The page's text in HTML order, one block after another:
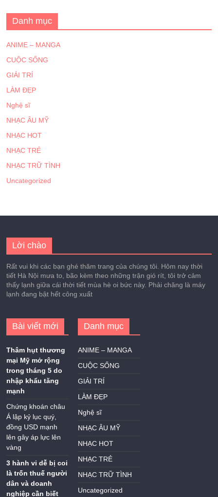
Danh mục
ANIME – MANGA
CUỘC SỐNG
GIẢI TRÍ
LÀM ĐẸP
Nghệ sĩ
NHẠC ÂU MỸ
NHẠC HOT
NHẠC TRẺ
NHẠC TRỮ TÌNH
Uncategorized
Lời chào
Rất vui khi các bạn ghé thăm trang của chúng tôi. Hôm nay thời
tiết Hà Nội mưa to, bão kèm theo những trận gió rít, tôi trở cảm
thấy lạnh giữa cái thời tiết mùa hè oi bức này. Phải chăng là máy
lạnh đang bật hết công xuất
Bài viết mới
Thâm hụt thương
mại Mỹ mở rộng
trong tháng 5 do
nhập khẩu tăng
mạnh
Chứng khoán châu
Á lập kỷ lục quý,
đồng USD mạnh
lên gây áp lực lên
vàng
3 hành vi dễ bị coi
là trốn thuế người
dân và doanh
nghiệp cần biết
Danh mục
ANIME – MANGA
CUỘC SỐNG
GIẢI TRÍ
LÀM ĐẸP
Nghệ sĩ
NHẠC ÂU MỸ
NHẠC HOT
NHẠC TRẺ
NHẠC TRỮ TÌNH
Uncategorized